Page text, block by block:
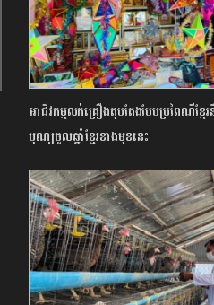
អាជីវកម្មលក់គ្រឿងតុបតែងបែបប្រពៃណីខ្មែ
បុណ្យចូលឆ្នាំខ្មែរខាងមុខនេះ